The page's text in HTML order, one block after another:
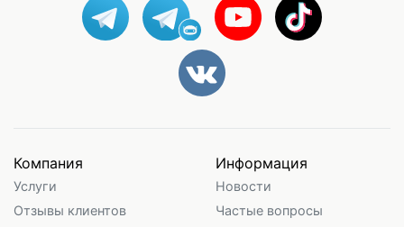
Компания
Услуги
Отзывы клиентов
Информация
Новости
Частые вопросы